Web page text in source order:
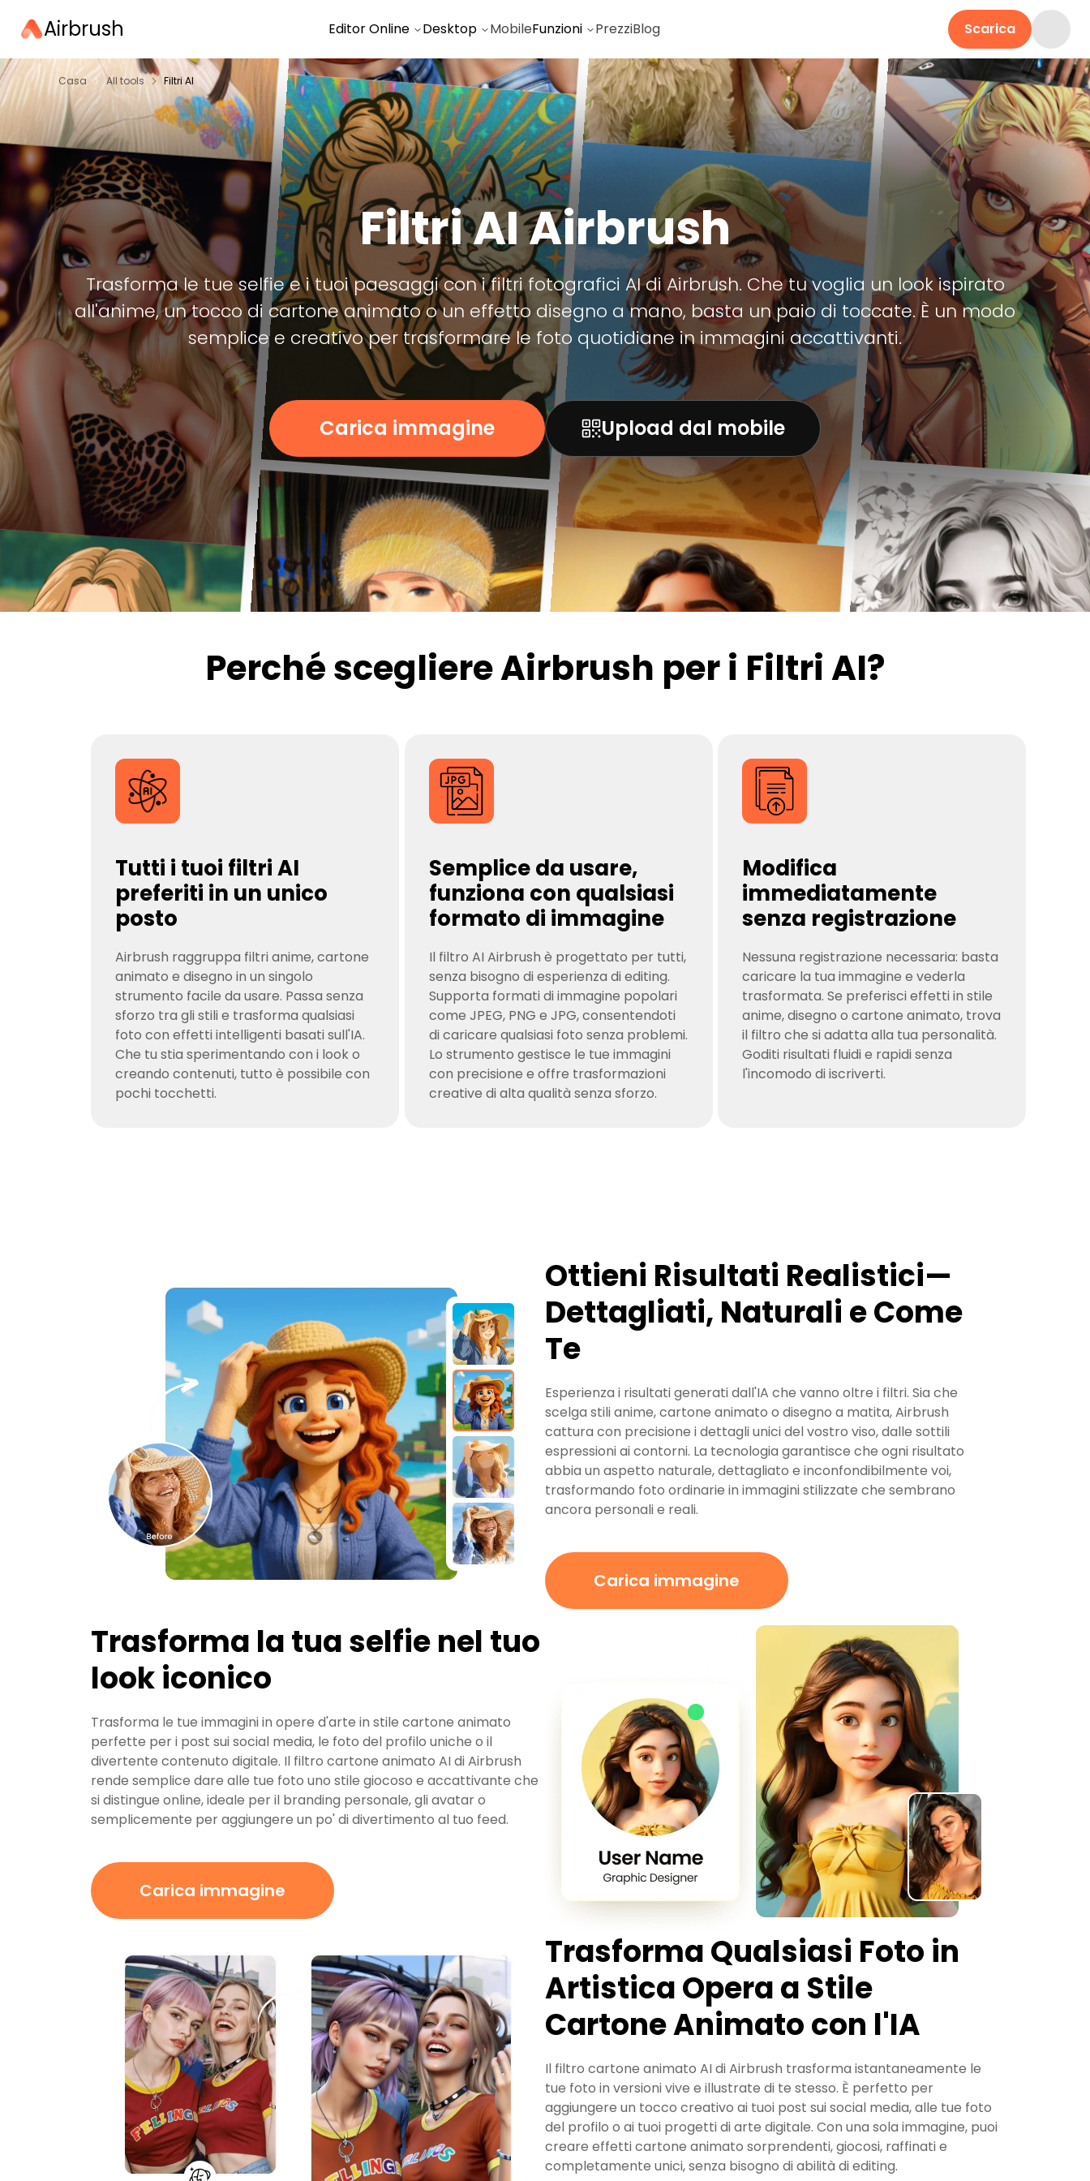
Airbrush Editor Online Desktop MobileFunzioni PrezziBlog Scarica
Casa All tools Filtri AI
Filtri AI Airbrush
Trasforma le tue selfie e i tuoi paesaggi con i filtri fotografici AI di Airbrush. Che tu voglia un look ispirato
all'anime, un tocco di cartone animato o un effetto disegno a mano, basta un paio di toccate. È un modo
semplice e creativo per trasformare le foto quotidiane in immagini accattivanti.
Carica immagine Upload dal mobile
Perché scegliere Airbrush per i Filtri AI?
Tutti i tuoi filtri AI
preferiti in un unico
posto
Airbrush raggruppa filtri anime, cartone
animato e disegno in un singolo
strumento facile da usare. Passa senza
sforzo tra gli stili e trasforma qualsiasi
foto con effetti intelligenti basati sull'IA.
Che tu stia sperimentando con i look o
creando contenuti, tutto è possibile con
pochi tocchetti.
Semplice da usare,
funziona con qualsiasi
formato di immagine
Il filtro AI Airbrush è progettato per tutti,
senza bisogno di esperienza di editing.
Supporta formati di immagine popolari
come JPEG, PNG e JPG, consentendoti
di caricare qualsiasi foto senza problemi.
Lo strumento gestisce le tue immagini
con precisione e offre trasformazioni
creative di alta qualità senza sforzo.
Modifica
immediatamente
senza registrazione
Nessuna registrazione necessaria: basta
caricare la tua immagine e vederla
trasformata. Se preferisci effetti in stile
anime, disegno o cartone animato, trova
il filtro che si adatta alla tua personalità.
Goditi risultati fluidi e rapidi senza
l'incomodo di iscriverti.
Ottieni Risultati Realistici—
Dettagliati, Naturali e Come
Te
Esperienza i risultati generati dall'IA che vanno oltre i filtri. Sia che
scelga stili anime, cartone animato o disegno a matita, Airbrush
cattura con precisione i dettagli unici del vostro viso, dalle sottili
espressioni ai contorni. La tecnologia garantisce che ogni risultato
abbia un aspetto naturale, dettagliato e inconfondibilmente voi,
trasformando foto ordinarie in immagini stilizzate che sembrano
ancora personali e reali.
Carica immagine
Trasforma la tua selfie nel tuo
look iconico
Trasforma le tue immagini in opere d'arte in stile cartone animato
perfette per i post sui social media, le foto del profilo uniche o il
divertente contenuto digitale. Il filtro cartone animato AI di Airbrush
rende semplice dare alle tue foto uno stile giocoso e accattivante che
si distingue online, ideale per il branding personale, gli avatar o
semplicemente per aggiungere un po' di divertimento al tuo feed.
Carica immagine
Trasforma Qualsiasi Foto in
Artistica Opera a Stile
Cartone Animato con l'IA
Il filtro cartone animato AI di Airbrush trasforma istantaneamente le
tue foto in versioni vive e illustrate di te stesso. È perfetto per
aggiungere un tocco creativo ai tuoi post sui social media, alle tue foto
del profilo o ai tuoi progetti di arte digitale. Con una sola immagine, puoi
creare effetti cartone animato sorprendenti, giocosi, raffinati e
completamente unici, senza bisogno di abilità di editing.